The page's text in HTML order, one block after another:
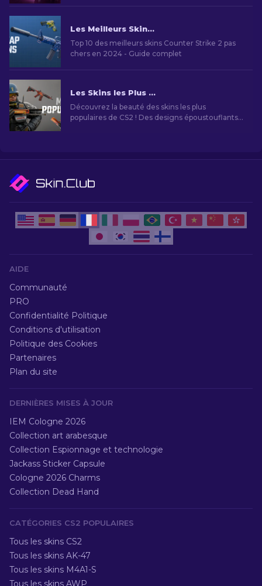
Les Meilleurs Skins Bon Marché dans CS2 [2026]
Top 10 des meilleurs skins Counter Strike 2 pas
chers en 2024 - Guide complet
Les Skins les Plus Emblématiques de CS2 en 2026
Découvrez la beauté des skins les plus
populaires de CS2 ! Des designs époustouflants
AIDE
Communauté
PRO
Confidentialité Politique
Conditions d'utilisation
Politique des Cookies
Partenaires
Plan du site
DERNIÈRES MISES À JOUR
IEM Cologne 2026
Collection art arabesque
Collection Espionnage et technologie
Jackass Sticker Capsule
Cologne 2026 Charms
Collection Dead Hand
CATÉGORIES CS2 POPULAIRES
Tous les skins CS2
Tous les skins AK-47
Tous les skins M4A1-S
Tous les skins AWP